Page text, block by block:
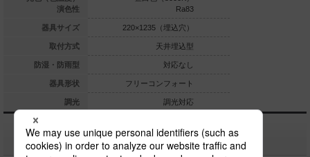
演色性
器具サイズ
取付方式
防湿・防雨型
器具形状
調光
（埋込穴）
天井埋込型
対応なし
コンフォート
Ra83
220×1235（埋込穴）
天井埋込型
対応なし
フリーコンフォート
調光対応
関連商品